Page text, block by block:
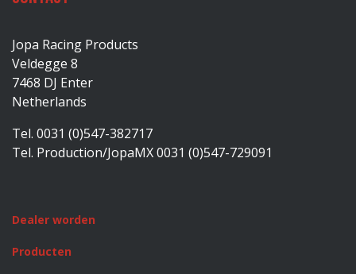
Jopa Racing Products
Veldegge 8
7468 DJ Enter
Netherlands
Tel. 0031 (0)547-382717
Tel. Production/JopaMX 0031 (0)547-729091
Dealer worden
Producten